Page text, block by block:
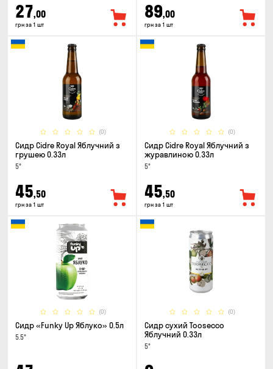
27,00
грн за 1 шт
89,00
грн за 1 шт
(0)
Сидр Cidre Royal Яблучний з
грушею 0.33л
5°
45,50
грн за 1 шт
(0)
Сидр Cidre Royal Яблучний з
журавлиною 0.33л
5°
45,50
грн за 1 шт
(0)
Сидр «Funky Up Яблуко» 0.5л
5.5°
(0)
Сидр сухий Toosecco
Яблучний 0.33л
5°